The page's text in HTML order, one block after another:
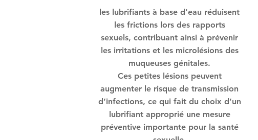
les lubrifiants à base d'eau réduisent
les frictions lors des rapports
sexuels, contribuant ainsi à prévenir
les irritations et les microlésions des
muqueuses génitales.
Ces petites lésions peuvent
augmenter le risque de transmission
d’infections, ce qui fait du choix d’un
lubrifiant approprié une mesure
préventive importante pour la santé